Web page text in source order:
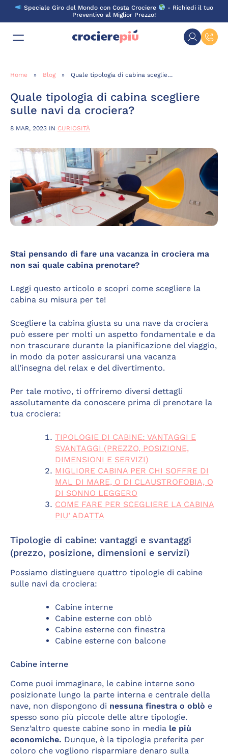
Skip
content
Speciale Giro del Mondo con Costa Crociere
- Richiedi il tuo
Preventivo al Miglior Prezzo!
Home » Blog » Quale tipologia di cabina scegliere sulle navi da crociera?
Quale tipologia di cabina scegliere
sulle navi da crociera?
8 MAR, 2023 IN CURIOSITÀ
Stai pensando di fare una vacanza in crociera ma
non sai quale cabina prenotare?
Leggi questo articolo e scopri come scegliere la
cabina su misura per te!
Scegliere la cabina giusta su una nave da crociera
può essere per molti un aspetto fondamentale e da
non trascurare durante la pianificazione del viaggio,
in modo da poter assicurarsi una vacanza
all’insegna del relax e del divertimento.
Per tale motivo, ti offriremo diversi dettagli
assolutamente da conoscere prima di prenotare la
tua crociera:
TIPOLOGIE DI CABINE: VANTAGGI E
SVANTAGGI (PREZZO, POSIZIONE,
DIMENSIONI E SERVIZI)
MIGLIORE CABINA PER CHI SOFFRE DI
MAL DI MARE, O DI CLAUSTROFOBIA, O
DI SONNO LEGGERO
COME FARE PER SCEGLIERE LA CABINA
PIU’ ADATTA
Tipologie di cabine: vantaggi e svantaggi
(prezzo, posizione, dimensioni e servizi)
Possiamo distinguere quattro tipologie di cabine
sulle navi da crociera:
Cabine interne
Cabine esterne con oblò
Cabine esterne con finestra
Cabine esterne con balcone
Cabine interne
Come puoi immaginare, le cabine interne sono
posizionate lungo la parte interna e centrale della
nave, non dispongono di nessuna finestra o oblò e
spesso sono più piccole delle altre tipologie.
Senz’altro queste cabine sono in media le più
economiche. Dunque, è la tipologia preferita per
coloro che vogliono risparmiare denaro sulla